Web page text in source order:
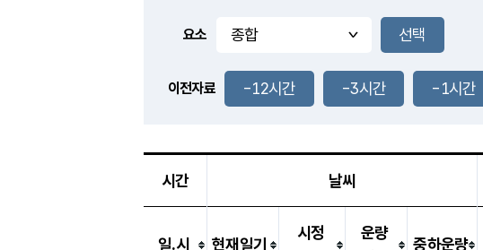
풍도
2.5m/s
-
요소
이전자료 -12시간 -3시간 -1시간
시간 날씨
일.시 현재일기
시정
운량
중하운량